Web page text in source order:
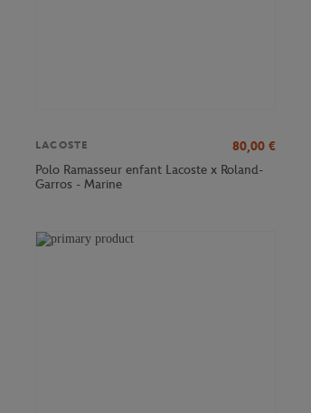
LACOSTE 80,00 €
Polo Ramasseur enfant Lacoste x Roland-
Garros - Marine